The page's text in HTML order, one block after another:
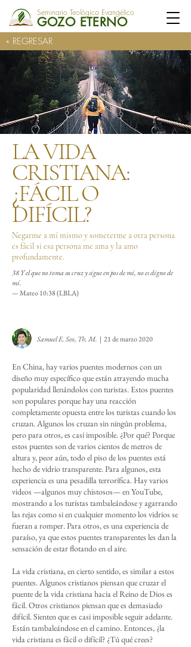
Seminario Teológico Evangélico
GOZO ETERNO
« REGRESAR
LA VIDA
CRISTIANA:
¿FÁCIL O
DIFÍCIL?
Negarme a mí mismo y someterme a otra persona
es fácil si esa persona me ama y la amo
profundamente.
38 Y el que no toma su cruz y sigue en pos de mí, no es digno de
mí.
—Mateo 10:38 (LBLA)
Samuel E. Seo, Th. M. | 21 de marzo 2020
En China, hay varios puentes modernos con un
diseño muy específico que están atrayendo mucha
popularidad llenándolos con turistas. Estos puentes
son populares porque hay una reacción
completamente opuesta entre los turistas cuando los
cruzan. Algunos los cruzan sin ningún problema,
pero para otros, es casi imposible. ¿Por qué? Porque
estos puentes son de varios cientos de metros de
altura y, peor aún, todo el piso de los puentes está
hecho de vidrio transparente. Para algunos, esta
experiencia es una pesadilla terrorífica. Hay varios
videos —algunos muy chistosos— en YouTube,
mostrando a los turistas tambaleándose y agarrando
las rejas como si en cualquier momento los vidrios se
fueran a romper. Para otros, es una experiencia de
paraíso, ya que estos puentes transparentes les dan la
sensación de estar flotando en el aire.
La vida cristiana, en cierto sentido, es similar a estos
puentes. Algunos cristianos piensan que cruzar el
puente de la vida cristiana hacia el Reino de Dios es
fácil. Otros cristianos piensan que es demasiado
difícil. Sienten que es casi imposible seguir adelante.
Están tambaleándose en el camino. Entonces, ¿la
vida cristiana es fácil o difícil? ¿Tú qué crees?